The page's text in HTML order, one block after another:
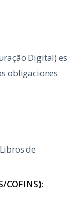
Digital) es
obligaciones
Libros de
COFINS):